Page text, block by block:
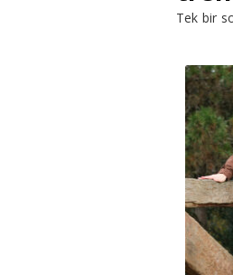
Tek bir